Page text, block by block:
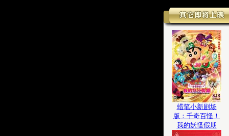
蜡笔小新剧场
版：千奇百怪！
我的妖怪假期